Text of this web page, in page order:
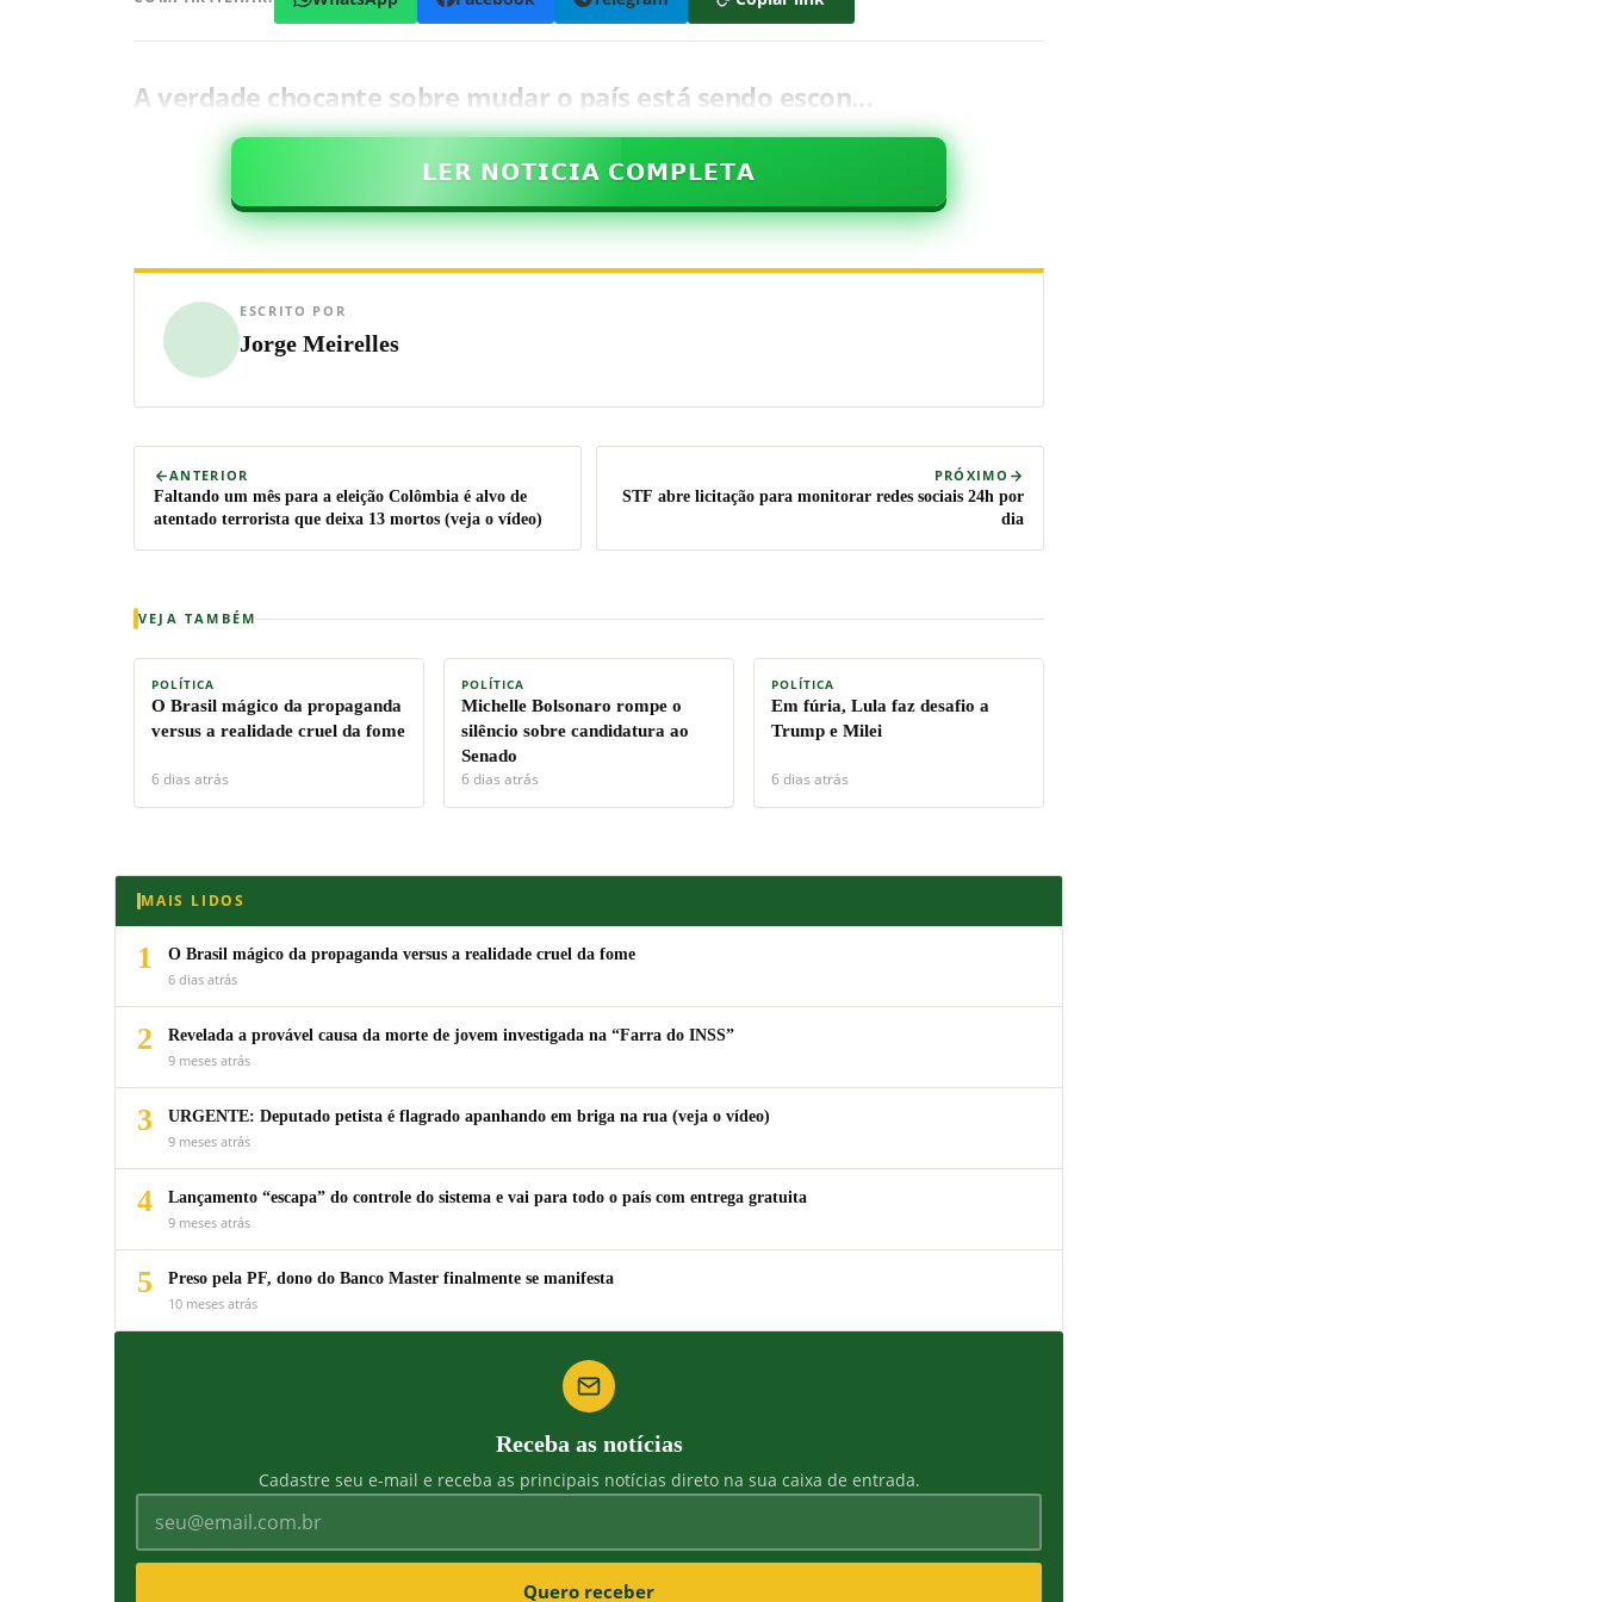
A verdade chocante sobre mudar o país está sendo escon…
𝗟𝗘𝗥 𝗡𝗢𝗧𝗜𝗖𝗜𝗔 𝗖𝗢𝗠𝗣𝗟𝗘𝗧𝗔
ESCRITO POR
Jorge Meirelles
ANTERIOR
Faltando um mês para a eleição Colômbia é alvo de
atentado terrorista que deixa 13 mortos (veja o vídeo)
PRÓXIMO
STF abre licitação para monitorar redes sociais 24h por
dia
VEJA TAMBÉM
POLÍTICA
O Brasil mágico da propaganda
versus a realidade cruel da fome
6 dias atrás
POLÍTICA
Michelle Bolsonaro rompe o
silêncio sobre candidatura ao
Senado
6 dias atrás
POLÍTICA
Em fúria, Lula faz desafio a
Trump e Milei
6 dias atrás
MAIS LIDOS
1
O Brasil mágico da propaganda versus a realidade cruel da fome
6 dias atrás
2
Revelada a provável causa da morte de jovem investigada na “Farra do INSS”
9 meses atrás
3
URGENTE: Deputado petista é flagrado apanhando em briga na rua (veja o vídeo)
9 meses atrás
4
Lançamento “escapa” do controle do sistema e vai para todo o país com entrega gratuita
9 meses atrás
5
Preso pela PF, dono do Banco Master finalmente se manifesta
10 meses atrás
Receba as notícias
Cadastre seu e-mail e receba as principais notícias direto na sua caixa de entrada.
Quero receber